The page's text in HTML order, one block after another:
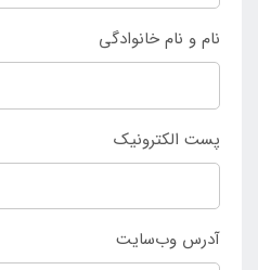
محصول فوق را با ضمانت اصل
نام و نام خانوادگی
پست الکترونیک
آدرس وب‌سایت